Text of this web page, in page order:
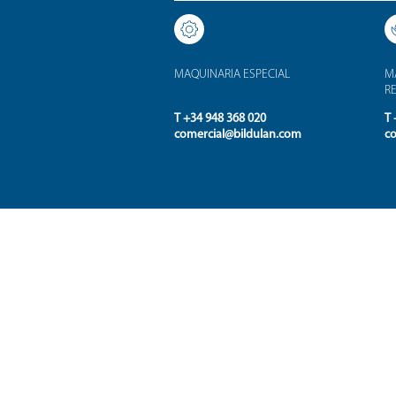
MAQUINARIA ESPECIAL
T +34 948 368 020
comercial@bildulan.com